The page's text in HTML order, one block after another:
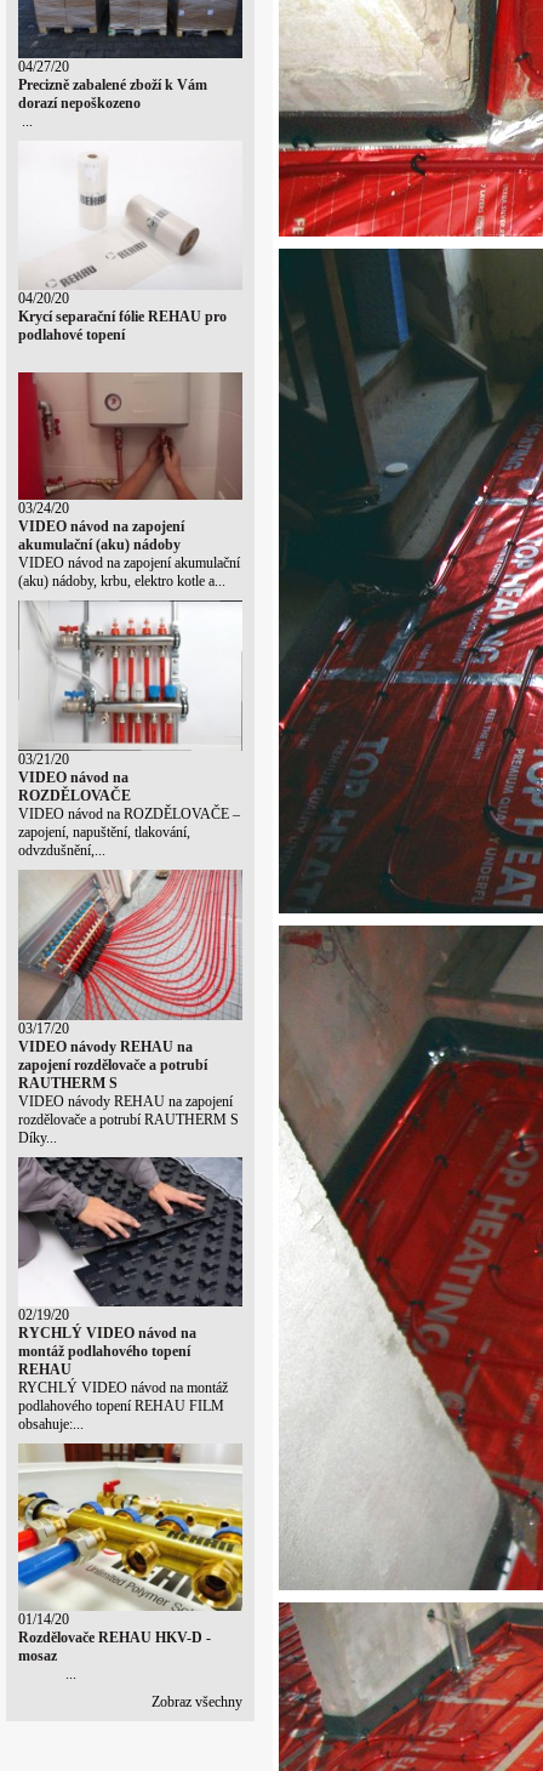
04/27/20
Precizně zabalené zboží k Vám
dorazí nepoškozeno
...
04/20/20
Krycí separační fólie REHAU pro
podlahové topení
03/24/20
VIDEO návod na zapojení
akumulační (aku) nádoby
VIDEO návod na zapojení akumulační
(aku) nádoby, krbu, elektro kotle a...
03/21/20
VIDEO návod na
ROZDĚLOVAČE
VIDEO návod na ROZDĚLOVAČE –
zapojení, napuštění, tlakování,
odvzdušnění,...
03/17/20
VIDEO návody REHAU na
zapojení rozdělovače a potrubí
RAUTHERM S
VIDEO návody REHAU na zapojení
rozdělovače a potrubí RAUTHERM S
Díky...
02/19/20
RYCHLÝ VIDEO návod na
montáž podlahového topení
REHAU
RYCHLÝ VIDEO návod na montáž
podlahového topení REHAU FILM
obsahuje:...
01/14/20
Rozdělovače REHAU HKV-D -
mosaz
...
Zobraz všechny